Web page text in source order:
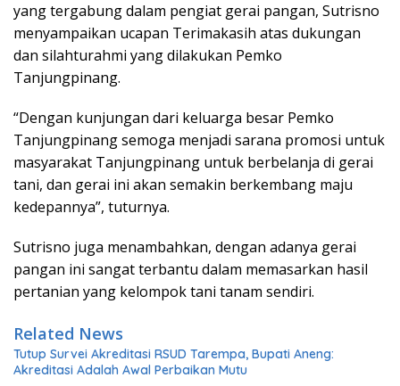
yang tergabung dalam pengiat gerai pangan, Sutrisno
menyampaikan ucapan Terimakasih atas dukungan
dan silahturahmi yang dilakukan Pemko
Tanjungpinang.
“Dengan kunjungan dari keluarga besar Pemko
Tanjungpinang semoga menjadi sarana promosi untuk
masyarakat Tanjungpinang untuk berbelanja di gerai
tani, dan gerai ini akan semakin berkembang maju
kedepannya”, tuturnya.
Sutrisno juga menambahkan, dengan adanya gerai
pangan ini sangat terbantu dalam memasarkan hasil
pertanian yang kelompok tani tanam sendiri.
Related News
Tutup Survei Akreditasi RSUD Tarempa, Bupati Aneng:
Akreditasi Adalah Awal Perbaikan Mutu